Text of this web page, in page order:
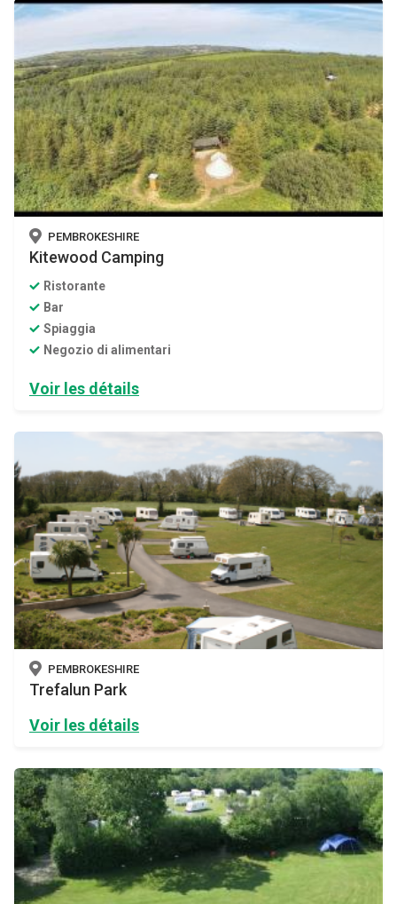
PEMBROKESHIRE
Kitewood Camping
Ristorante
Bar
Spiaggia
Negozio di alimentari
Voir les détails
PEMBROKESHIRE
Trefalun Park
Voir les détails